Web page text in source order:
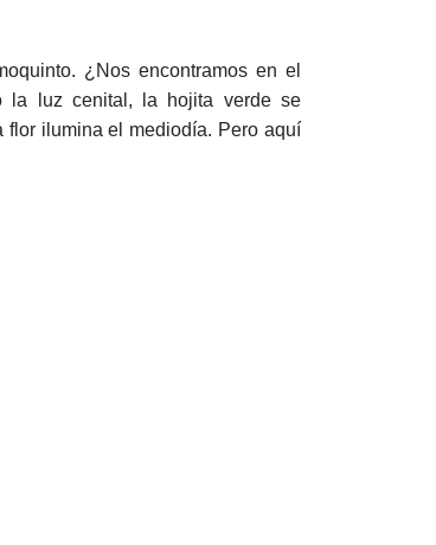
¿Nos encontramos en el
la luz cenital, la hojita verde se
flor ilumina el mediodía. Pero aquí